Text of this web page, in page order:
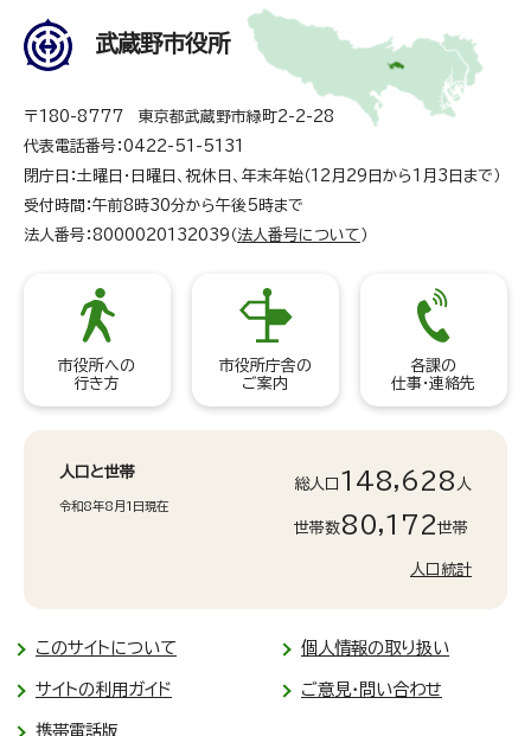
武蔵野市役所
〒180-8777 東京都武蔵野市緑町2-2-28
代表電話番号：0422-51-5131
閉庁日：土曜日・日曜日、祝休日、年末年始（12月29日から1月3日まで）
受付時間：午前8時30分から午後5時まで
法人番号：8000020132039（ 法人番号について ）
市役所への
行き方
市役所庁舎の
ご案内
各課の
仕事・連絡先
人口と世帯
令和8年8月1日現在
総人口 148,628 人
世帯数80,172世帯
人口統計
このサイトについて 個人情報の取り扱い
サイトの利用ガイド ご意見・問い合わせ
携帯電話版